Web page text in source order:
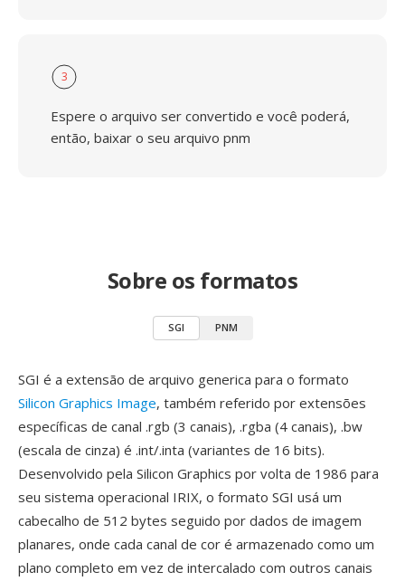
3
Espere o arquivo ser convertido e você poderá,
então, baixar o seu arquivo pnm
Sobre os formatos
SGI PNM
SGI é a extensão de arquivo generica para o formato
Silicon Graphics Image, também referido por extensões
específicas de canal .rgb (3 canais), .rgba (4 canais), .bw
(escala de cinza) é .int/.inta (variantes de 16 bits).
Desenvolvido pela Silicon Graphics por volta de 1986 para
seu sistema operacional IRIX, o formato SGI usá um
cabecalho de 512 bytes seguido por dados de imagem
planares, onde cada canal de cor é armazenado como um
plano completo em vez de intercalado com outros canais